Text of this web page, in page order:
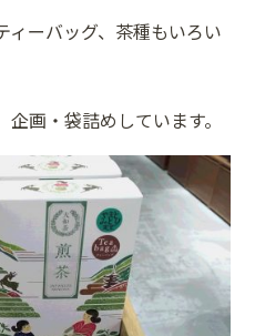
ィーバッグ、茶種もいろい
画・袋詰めしています。